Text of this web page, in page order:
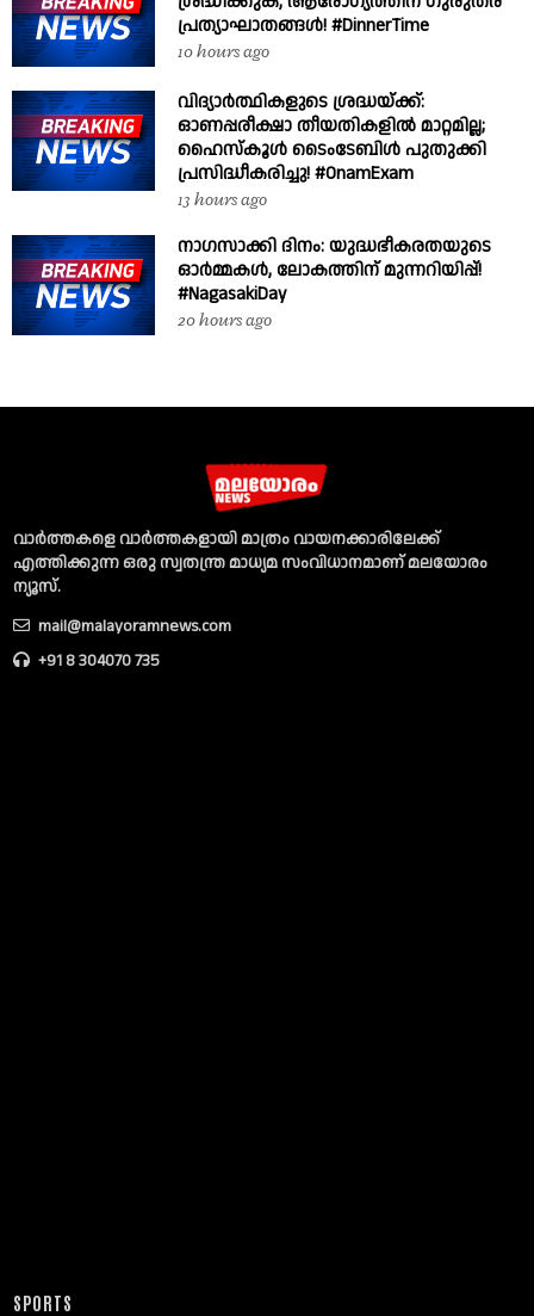
പ്രത്യാഘാതങ്ങൾ! #DinnerTime
10 hours ago
വിദ്യാർത്ഥികളുടെ ശ്രദ്ധയ്ക്ക്:
ഓണപ്പരീക്ഷാ തീയതികളിൽ മാറ്റമില്ല;
ഹൈസ്കൂൾ ടൈംടേബിൾ പുതുക്കി
പ്രസിദ്ധീകരിച്ചു! #OnamExam
13 hours ago
നാഗസാക്കി ദിനം: യുദ്ധഭീകരതയുടെ
ഓർമ്മകൾ, ലോകത്തിന് മുന്നറിയിപ്പ്!
#NagasakiDay
20 hours ago
വാര്‍ത്തകളെ വാര്‍ത്തകളായി മാത്രം വായനക്കാരിലേക്ക്
എത്തിക്കുന്ന ഒരു സ്വതന്ത്ര മാധ്യമ സംവിധാനമാണ് മലയോരം
ന്യൂസ്‌.
mail@malayoramnews.com
+91 8 304070 735
SPORTS